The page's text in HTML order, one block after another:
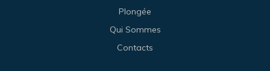
Plongée
Qui Sommes
Contacts